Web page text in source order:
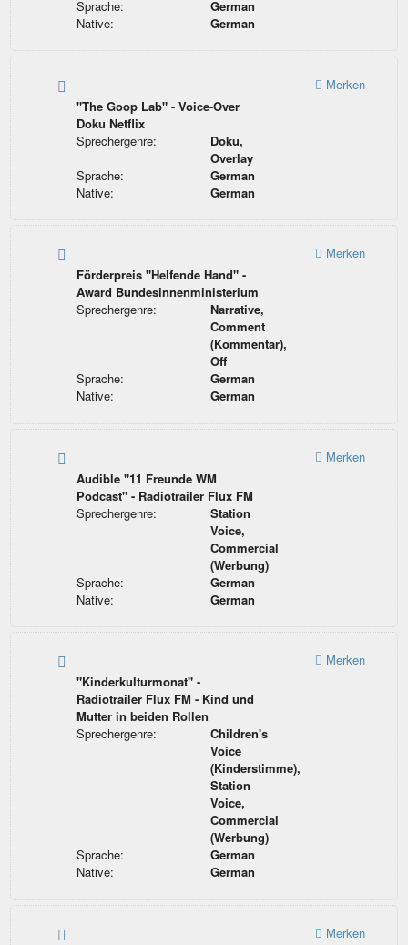
Sprache:
German
Native:
German
"The Goop Lab" - Voice-Over
Doku Netflix
Sprechergenre:
Doku,
Overlay
Sprache:
German
Native:
German
Merken
Förderpreis "Helfende Hand" -
Award Bundesinnenministerium
Sprechergenre:
Narrative,
Comment
(Kommentar),
Off
Sprache:
German
Native:
German
Merken
Audible "11 Freunde WM
Podcast" - Radiotrailer Flux FM
Sprechergenre:
Station
Voice,
Commercial
(Werbung)
Sprache:
German
Native:
German
Merken
"Kinderkulturmonat" -
Radiotrailer Flux FM - Kind und
Mutter in beiden Rollen
Sprechergenre:
Children's
Voice
(Kinderstimme),
Station
Voice,
Commercial
(Werbung)
Sprache:
German
Native:
German
Merken
Merken